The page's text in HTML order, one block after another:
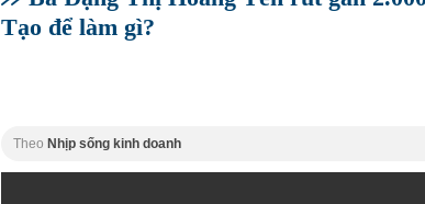
Tạo để làm gì?
Theo Nhịp sống kinh doanh